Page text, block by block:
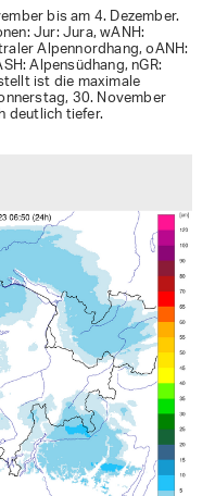
bis am 4. Dezember.
Jur: Jura, wANH:
Alpennordhang, oANH:
Alpensüdhang, nGR:
ist die maximale
30. November
deutlich tiefer.